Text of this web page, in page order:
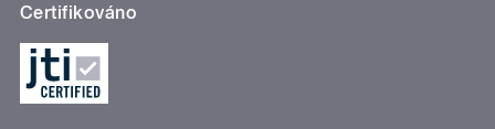
Certifikováno